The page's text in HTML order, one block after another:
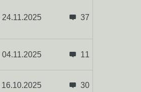
37
24.11.2025
11
04.11.2025
30
16.10.2025